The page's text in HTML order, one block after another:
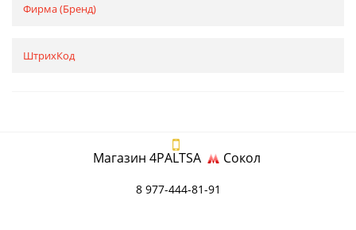
Фирма (Бренд)
ШтрихКод
Магазин 4PALTSA Сокол
8 977-444-81-91